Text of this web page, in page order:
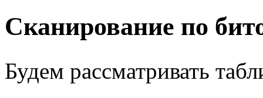
Сканирование по
Будем рассматривать